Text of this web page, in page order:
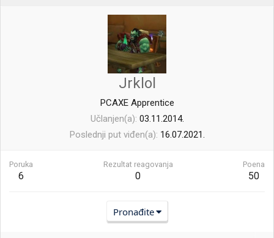
Jrklol
PCAXE Apprentice
Učlanjen(a) 03.11.2014.
Poslednji put viđen(a) 16.07.2021.
Poruka
6
Rezultat reagovanja
0
Poena
50
Pronađite